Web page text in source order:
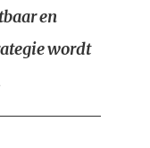
en
wordt